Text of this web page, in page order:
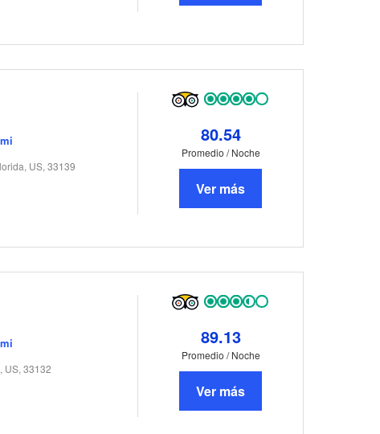
US, 33139
80.54
Promedio / Noche
Ver más
US, 33132
89.13
Promedio / Noche
Ver más